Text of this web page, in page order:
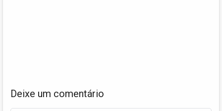
Deixe um comentário